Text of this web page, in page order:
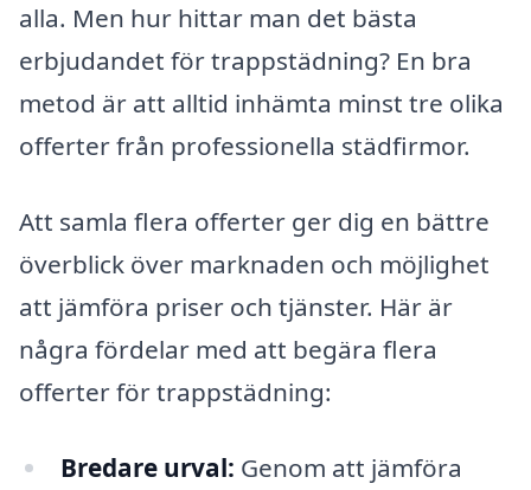
alla. Men hur hittar man det bästa
erbjudandet för trappstädning? En bra
metod är att alltid inhämta minst tre olika
offerter från professionella städfirmor.
Att samla flera offerter ger dig en bättre
överblick över marknaden och möjlighet
att jämföra priser och tjänster. Här är
några fördelar med att begära flera
offerter för trappstädning:
Bredare urval: Genom att jämföra